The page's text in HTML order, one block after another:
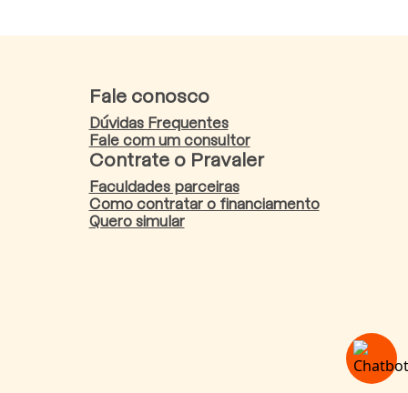
Fale conosco
Dúvidas Frequentes
Fale com um consultor
Contrate o Pravaler
Faculdades parceiras
Como contratar o financiamento
Quero simular